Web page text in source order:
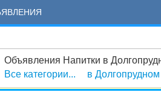
Объявления Напитки в
Все категории...
в Долгопрудном